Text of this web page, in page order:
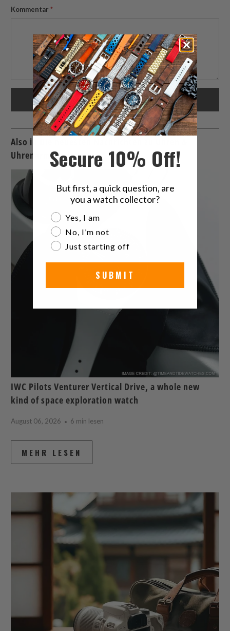
Kommentar *
Also in Die neuesten Nachrichten zu Uhren &
Uhrenarmbändern
IWC Pilots Venturer Vertical Drive, a whole new
kind of space exploration watch
August 06, 2026 6 min lesen
MEHR LESEN
Secure 10% Off!
But first, a quick question, are
you a watch collector?
Are you a watch collector?
Yes, I am
No, I’m not
Just starting off
SUBMIT